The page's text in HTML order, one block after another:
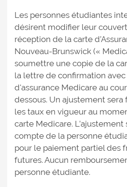
Les personnes étudiantes
désirent modifier leur
réception de la carte
Nouveau-Brunswick («
soumettre une copie de la
la lettre de confirmation
d'assurance Medicare au
dessous. Un ajustement sera
les taux en vigueur au
carte Medicare.
compte de la personne
pour le paiement partiel des
futures. Aucun
personne étudiante.